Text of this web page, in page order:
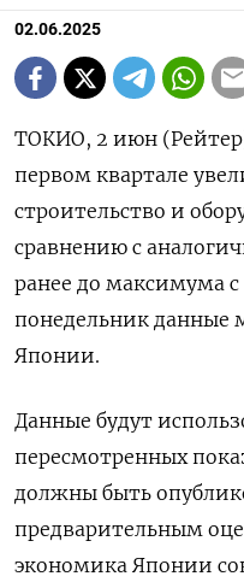
02.06.2025
ТОКИО, 2 июн
первом квартале
строительство и
сравнению с
ранее до максимума с
понедельник данные
Японии.
Данные будут
пересмотренных
должны быть
предварительным
экономика Японии